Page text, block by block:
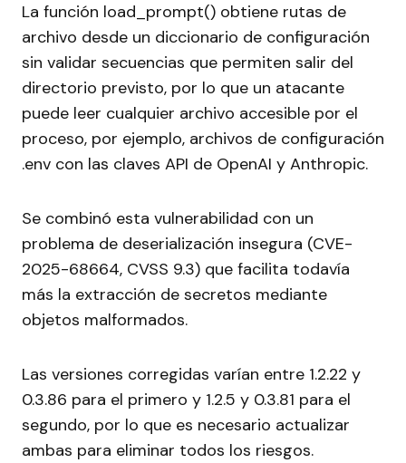
La función load_prompt() obtiene rutas de
archivo desde un diccionario de configuración
sin validar secuencias que permiten salir del
directorio previsto, por lo que un atacante
puede leer cualquier archivo accesible por el
proceso, por ejemplo, archivos de configuración
.env con las claves API de OpenAI y Anthropic.
Se combinó esta vulnerabilidad con un
problema de deserialización insegura (CVE-
2025-68664, CVSS 9.3) que facilita todavía
más la extracción de secretos mediante
objetos malformados.
Las versiones corregidas varían entre 1.2.22 y
0.3.86 para el primero y 1.2.5 y 0.3.81 para el
segundo, por lo que es necesario actualizar
ambas para eliminar todos los riesgos.